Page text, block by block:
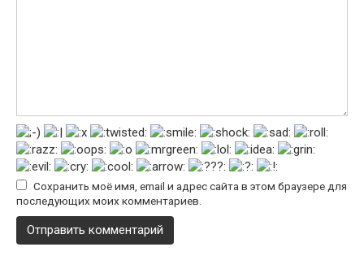
Сохранить моё имя, email и адрес сайта в этом браузере для
последующих моих комментариев.